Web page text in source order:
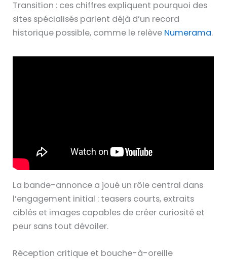
Transition : ces chiffres expliquent pourquoi des
sites spécialisés parlent déjà d’un record
historique possible, comme le relève Numerama.
La bande-annonce a joué un rôle central dans
l’engagement initial : teasers courts, extraits
ciblés et images capables de créer curiosité et
peur sans tout dévoiler.
Réception critique et bouche-à-oreille